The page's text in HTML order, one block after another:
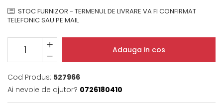
Incorporate
Masini de spalat vase
Complet incorporabile
Plite
Ceramica
STOC FURNIZOR - TERMENUL DE LIVRARE VA FI CONFIRMAT
TELEFONIC SAU PE MAIL
Adauga in cos
Cod Produs: 527966
Ai nevoie de ajutor? 0726180410